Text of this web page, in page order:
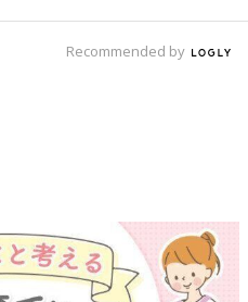
Recommended by